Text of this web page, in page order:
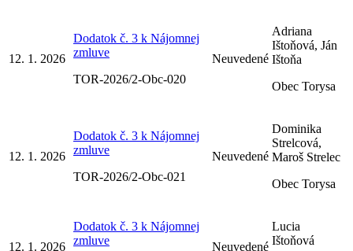
12. 1. 2026
Dodatok č. 3 k Nájomnej
zmluve
TOR-2026/2-Obc-020
Neuvedené
Adriana
Ištoňová, Ján
Ištoňa
Obec Torysa
12. 1. 2026
Dodatok č. 3 k Nájomnej
zmluve
TOR-2026/2-Obc-021
Neuvedené
Dominika
Strelcová,
Maroš Strelec
Obec Torysa
12. 1. 2026
Dodatok č. 3 k Nájomnej
zmluve
Neuvedené
Lucia
Ištoňová